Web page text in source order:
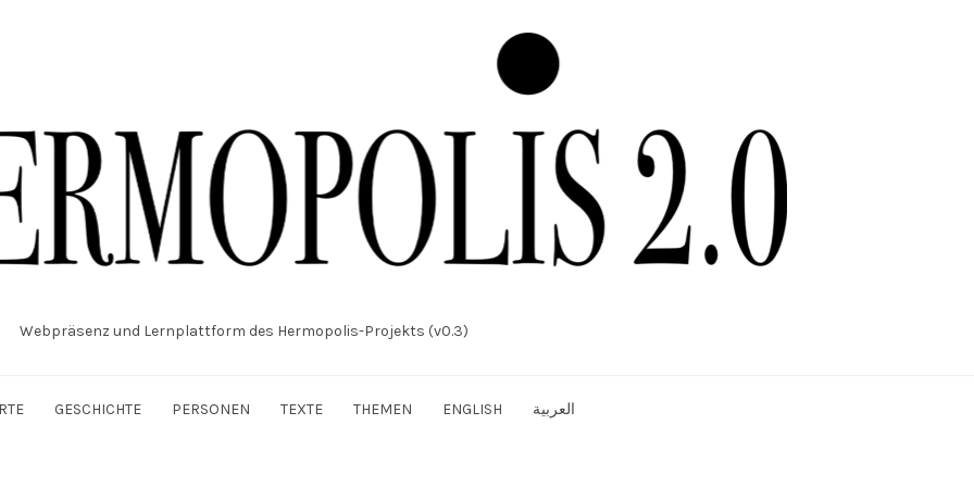
Webpräsenz und Lernplattform des Hermopolis-Projekts (v0.3)
GESCHICHTE PERSONEN TEXTE THEMEN ENGLISH العربية